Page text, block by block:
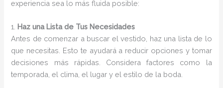
experiencia sea lo más fluida posible:
1. Haz una Lista de Tus Necesidades
Antes de comenzar a buscar el vestido, haz una lista de lo
que necesitas. Esto te ayudará a reducir opciones y tomar
decisiones más rápidas. Considera factores como la
temporada, el clima, el lugar y el estilo de la boda.